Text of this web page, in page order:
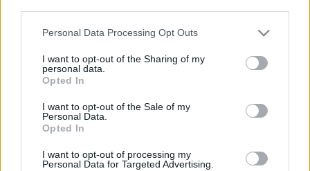
Please note that this website/app uses one or more Google
not limited to your visit or usage behaviour. You may click to
grant or deny consent to Google and its third-party tags to
use your data for below specified purposes in below Google
consent section.
Personal Data Processing Opt Outs
I want to opt-out of the Sharing of my
personal data.
Opted In
I want to opt-out of the Sale of my
Personal Data.
Opted In
I want to opt-out of processing my
Personal Data for Targeted Advertising.
Eredeti terveim szerint a három inkvizíciós poszt
egy-egy hónap különbséggel követte volna egymást
(az első tavaly szeptember 13-án, a második október
13-án jelent meg), de ezt nem tudtam megvalósítani,
elsősorban azért, mert egy, a témához közvetlenül
kötődő, XVI. századi…
Bűntelen bűnhődés: A portugál